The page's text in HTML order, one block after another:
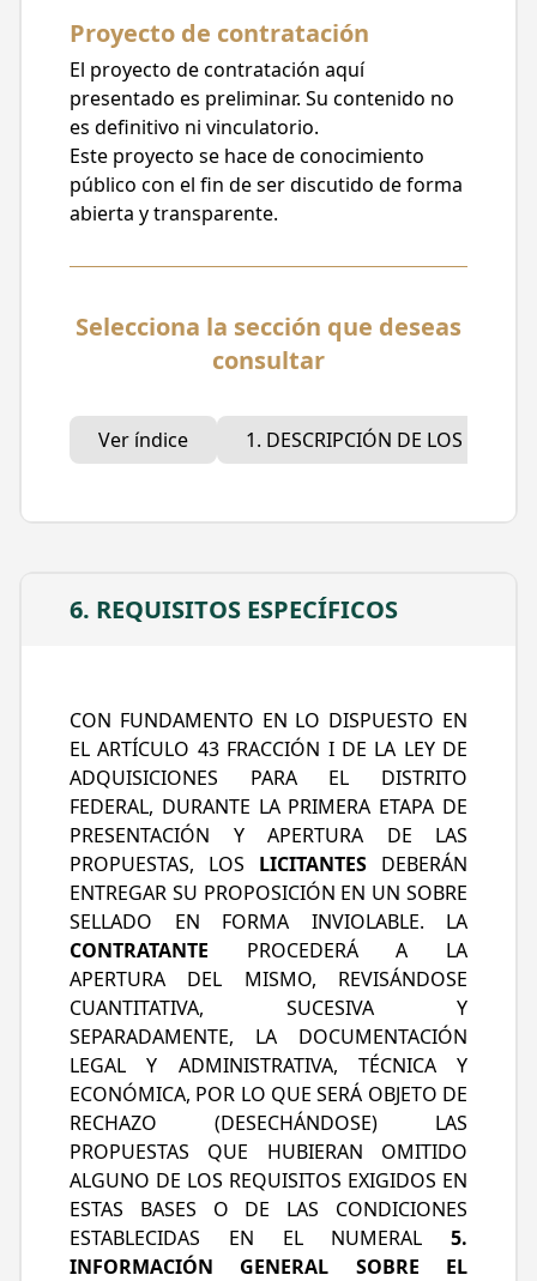
Licitación Pública
Posible carácter de la contratación
Internacional
Fecha de publicación
29/02/2024, 12:39
Fecha límite para recibir comentarios
08/03/2024, 15:00
5412 - Vehiculos y equipo terrestre
destinados a servicios públicos y la
Descripción del proyecto
ALIMENTADO POR BATERÍAS; LONGITUD DE
12.0 METROS; CAPACIDAD DE 90 A 100
EN AMBOS EJES Y CON ARRODILLAMIENTO;
DIRECCIÓN ASISTIDA HIDRÁULICAMENTE;
FRENOS NEUMÁTICOS DE DISCO EN AMBOS
EJES, CON SISTEMA ABS, EBS, ASR y ESP,
CON 2 BOLSAS DE AIRE EN EL EJE
DELANTERO Y CUATRO BOLSAS DE AIRE EN
EJE TRASERO; LLANTAS RADIALES DE
APLICACIÓN URBANA Y TODA POSICIÓN;
SISTEMA ELÉCTRICO DE 24 VOLTS
MULTIPLEXADO; CON SISTEMA DE
VENTILACIÓN Y EXTRACCIÓN DE AIRE;
CUATRO CÁMARAS DE VIGILANCIA; RADIO
DE COMUNICACIÓN Y WIFI; CÁMARA
PANORÁMICA DE 360°, CÁMARA DE
REVERSA, CON PANTALLA DE 10” MÍNIMO
EN TABLERO, ACCESIBILIDAD UNIVERSAL AL
100% PARA PERSONAS CON DISCAPACIDAD;
INCLUYE INSTALACIÓN DE
INFRAESTRUCTURA DE CARGA ELÉCTRICA
EN GENERAL DE AUTOBUSES.
Proyecto de contratación
El proyecto de contratación aquí
presentado es preliminar. Su contenido no
es definitivo ni vinculatorio.
Este proyecto se hace de conocimiento
público con el fin de ser discutido de forma
abierta y transparente.
Selecciona la sección que deseas
consultar
Ver índice 1. DESCRIPCIÓN DE LOS
6. REQUISITOS ESPECÍFICOS
CON FUNDAMENTO EN LO DISPUESTO EN
EL ARTÍCULO 43 FRACCIÓN I DE LA LEY DE
ADQUISICIONES PARA EL DISTRITO
FEDERAL, DURANTE LA PRIMERA ETAPA DE
PRESENTACIÓN Y APERTURA DE LAS
PROPUESTAS, LOS LICITANTES DEBERÁN
ENTREGAR SU PROPOSICIÓN EN UN SOBRE
SELLADO EN FORMA INVIOLABLE. LA
CONTRATANTE PROCEDERÁ A LA
APERTURA DEL MISMO, REVISÁNDOSE
CUANTITATIVA, SUCESIVA Y
SEPARADAMENTE, LA DOCUMENTACIÓN
LEGAL Y ADMINISTRATIVA, TÉCNICA Y
ECONÓMICA, POR LO QUE SERÁ OBJETO DE
RECHAZO (DESECHÁNDOSE) LAS
PROPUESTAS QUE HUBIERAN OMITIDO
ALGUNO DE LOS REQUISITOS EXIGIDOS EN
ESTAS BASES O DE LAS CONDICIONES
ESTABLECIDAS EN EL NUMERAL 5.
INFORMACIÓN GENERAL SOBRE EL